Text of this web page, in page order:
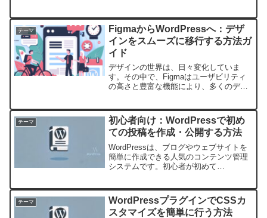
性と美しいデザインで人気を誇ります。
この記事で...
テーマ
FigmaからWordPressへ：デザ
インをスムーズに移行する方法ガ
イド
デザインの世界は、日々変化していま
す。その中で、Figmaはユーザビリティ
の高さと豊富な機能により、多くのデザ
は、WordPressのようなコンテンツ管理
システム（CM...
テーマ
初心者向け：WordPressで初め
ての投稿を作成・公開する方法
WordPressは、ブログやウェブサイトを
簡単に作成できる人気のコンテンツ管理
システムです。初心者が初めて
のガイドでは、WordPressで初めての投
稿を作成...
テーマ
WordPressプラグインでCSSカ
スタマイズを簡単に行う方法